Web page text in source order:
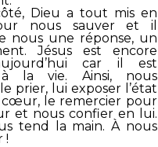
Dieu a tout mis en
nous sauver et il
nous une réponse, un
Jésus est encore
car il est
la vie. Ainsi, nous
prier, lui exposer l’état
le remercier pour
et nous confier en lui.
tend la main. À nous
!